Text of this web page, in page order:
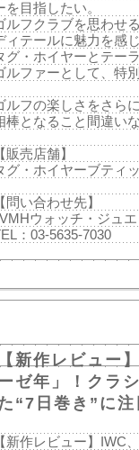
を目指したい。
ルフクラブを思わせ
ィテールに魅力を感
グ・ホイヤーとテー
ルファーとして、特
ルフの楽しさをさら
棒となること間違い
【販売店舗】
グ・ホイヤーブティ
【問い合わせ先】
LVMHウォッチ・ジュ
：03-5635-7030
【新作レビュー
ゼ年」！クラ
“7日巻き”に注
【新作レビュー】IWC